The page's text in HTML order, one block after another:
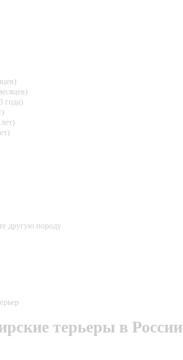
года)
другую породу
терьеры в России